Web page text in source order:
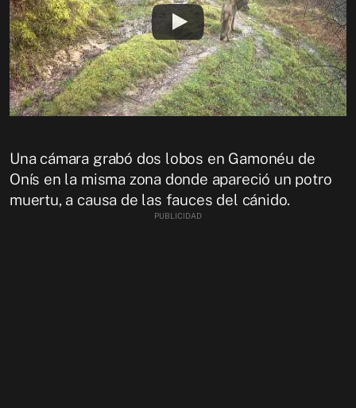
Una cámara grabó dos lobos en Gamonéu de
Onís en la misma zona donde apareció un potro
muertu, a causa de las fauces del cánido.